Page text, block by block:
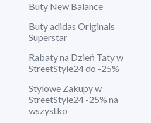
Buty New Balance
Buty adidas Originals
Superstar
Rabaty na Dzień Taty w
StreetStyle24 do -25%
Stylowe Zakupy w
StreetStyle24 -25% na
wszystko